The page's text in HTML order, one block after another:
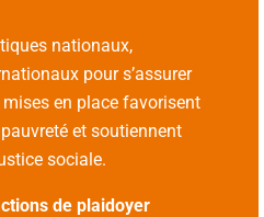
nationaux,
pour s’assurer
en place favorisent
et soutiennent
sociale.
de plaidoyer